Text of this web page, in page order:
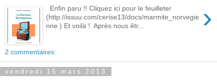
›
Enfin paru !! Cliquez ici pour le feuilleter
(http://issuu.com/cerise13/docs/marmite_norvegie
nne ) Et voilà ! Après nous êtr...
2 commentaires:
vendredi 15 mars 2013